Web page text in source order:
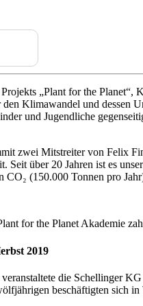
„Plant for the
Klimawandel und dessen
und Jugendliche
zwei Mitstreiter von Felix
Seit über 20 Jahren ist es
(150.000 Tonnen pro
for the Planet Akademie
2019
die Schellinger
beschäftigten sich